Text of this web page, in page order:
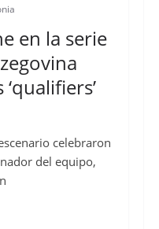
en la serie
celebraron
del equipo,